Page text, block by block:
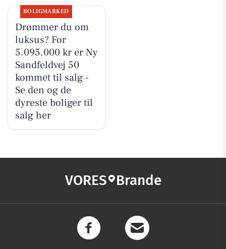
BOLIGMARKED
Drømmer du om
luksus? For
5.095.000 kr er Ny
Sandfeldvej 50
kommet til salg -
Se den og de
dyreste boliger til
salg her
VORES Brande